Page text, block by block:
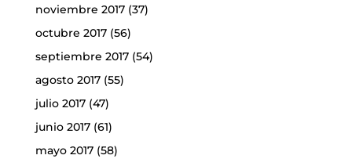
noviembre 2017(37)
octubre 2017(56)
septiembre 2017(54)
agosto 2017(55)
julio 2017(47)
junio 2017(61)
mayo 2017(58)